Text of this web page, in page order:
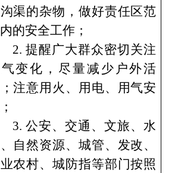
渠的杂物，做好责任区范
的安全工作；
2.提醒广大群众密切关注
变化，尽量减少户外活
注意用火、用电、用气安
3.公安、交通、文旅、水
自然资源、 城管、发改、
农村、城防指等部门按照